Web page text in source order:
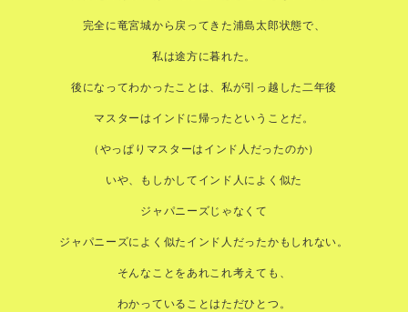
完全に竜宮城から戻ってきた浦島太郎状態で、
私は途方に暮れた。
後になってわかったことは、私が引っ越した二年後
マスターはインドに帰ったということだ。
（やっぱりマスターはインド人だったのか）
いや、もしかしてインド人によく似た
ジャパニーズじゃなくて
ジャパニーズによく似たインド人だったかもしれない。
そんなことをあれこれ考えても、
わかっていることはただひとつ。